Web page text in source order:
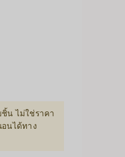
น ไม่ใช่ราคา
นได้ทาง